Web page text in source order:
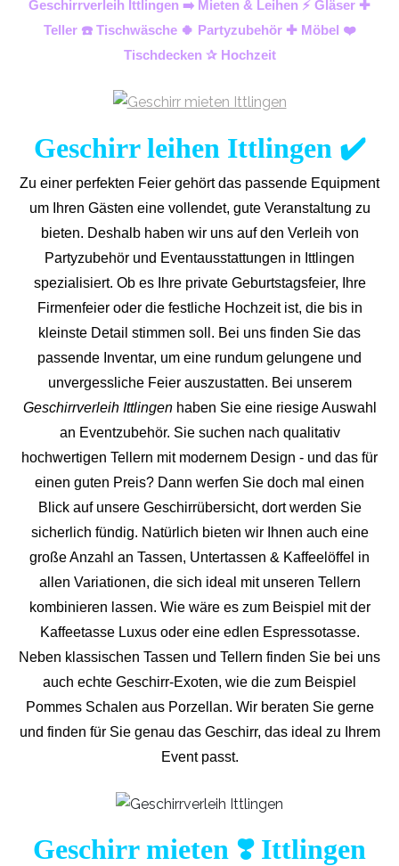
Geschirrverleih Ittlingen ➡️ Mieten & Leihen ⚡ Gläser ✚
Teller ☎️ Tischwäsche 🍀 Partyzubehör ✚ Möbel ❤️
Tischdecken ✰ Hochzeit
Geschirr leihen Ittlingen ✔️
Zu einer perfekten Feier gehört das passende Equipment
um Ihren Gästen eine vollendet, gute Veranstaltung zu
bieten. Deshalb haben wir uns auf den Verleih von
Partyzubehör und Eventausstattungen in Ittlingen
spezialisiert. Ob es Ihre private Geburtstagsfeier, Ihre
Firmenfeier oder die festliche Hochzeit ist, die bis in
kleinste Detail stimmen soll. Bei uns finden Sie das
passende Inventar, um eine rundum gelungene und
unvergessliche Feier auszustatten. Bei unserem
Geschirrverleih Ittlingenhaben Sie eine riesige Auswahl
an Eventzubehör. Sie suchen nach qualitativ
hochwertigen Tellern mit modernem Design - und das für
einen guten Preis? Dann werfen Sie doch mal einen
Blick auf unsere Geschirrübersicht, dort werden Sie
sicherlich fündig. Natürlich bieten wir Ihnen auch eine
große Anzahl an Tassen, Untertassen & Kaffeelöffel in
allen Variationen, die sich ideal mit unseren Tellern
kombinieren lassen. Wie wäre es zum Beispiel mit der
Kaffeetasse Luxus oder eine edlen Espressotasse.
Neben klassischen Tassen und Tellern finden Sie bei uns
auch echte Geschirr-Exoten, wie die zum Beispiel
Pommes Schalen aus Porzellan. Wir beraten Sie gerne
und finden für Sie genau das Geschirr, das ideal zu Ihrem
Event passt.
Geschirr mieten ❣️ Ittlingen